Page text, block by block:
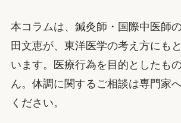
本コラムは、鍼灸師・国際中医師
田文恵が、東洋医学の考え方にも
います。医療行為を目的としたも
ん。体調に関するご相談は専門家
ください。